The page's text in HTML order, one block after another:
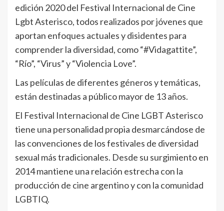
edición 2020 del Festival Internacional de Cine
Lgbt Asterisco, todos realizados por jóvenes que
aportan enfoques actuales y disidentes para
comprender la diversidad, como “#Vidagattite”,
“Río”, “Virus” y “Violencia Love”.
Las películas de diferentes géneros y temáticas,
están destinadas a público mayor de 13 años.
El Festival Internacional de Cine LGBT Asterisco
tiene una personalidad propia desmarcándose de
las convenciones de los festivales de diversidad
sexual más tradicionales. Desde su surgimiento en
2014 mantiene una relación estrecha con la
producción de cine argentino y con la comunidad
LGBTIQ.